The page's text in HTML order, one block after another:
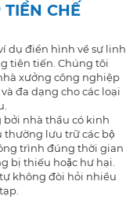
CHẾ
dụ điển hình về sự linh
tiên tiến. Chúng tôi
xưởng công nghiệp
đa dạng cho các loại
nhà thầu có kinh
thường lưu trữ các bộ
trình đúng thời gian
bị thiếu hoặc hư hại.
không đòi hỏi nhiều